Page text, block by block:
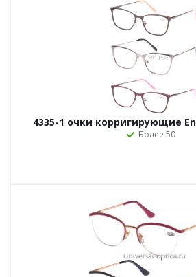
4335-1 очки корригирующие
Более 50